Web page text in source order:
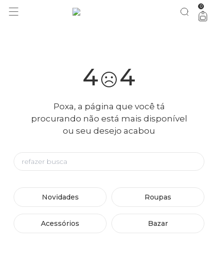
você merece 30% OFF pra comemorar com a gente aproveita! 0
4 4
Poxa, a página que você tá
procurando não está mais disponível
ou seu desejo acabou
Novidades Roupas
Acessórios Bazar